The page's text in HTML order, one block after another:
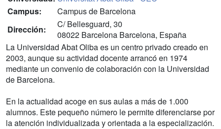
Campus:
Campus de Barcelona
Dirección:
C/ Bellesguard, 30
08022 Barcelona Barcelona, España
La Universidad Abat Oliba es un centro privado creado en
2003, aunque su actividad docente arrancó en 1974
mediante un convenio de colaboración con la Universidad
de Barcelona.
En la actualidad acoge en sus aulas a más de 1.000
alumnos. Este pequeño número le permite diferenciarse por
la atención individualizada y orientada a la especialización.